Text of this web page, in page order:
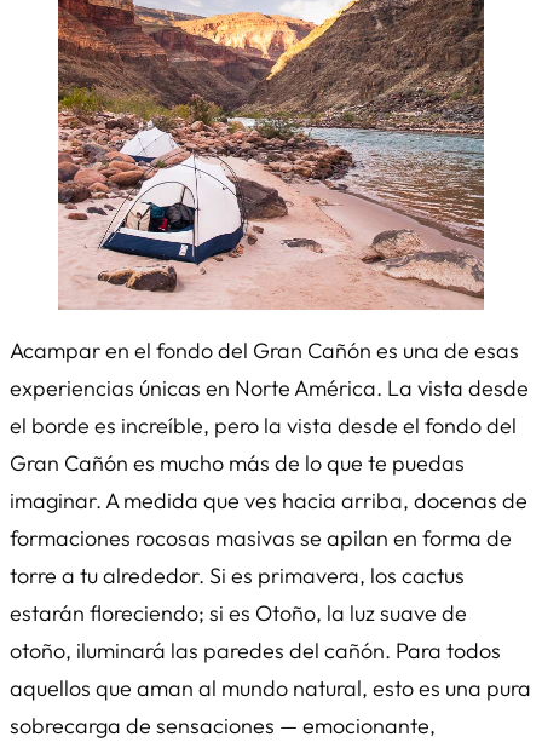
Acampar en el fondo del Gran Cañón es una de esas
experiencias únicas en Norte América. La vista desde
el borde es increíble, pero la vista desde el fondo del
Gran Cañón es mucho más de lo que te puedas
imaginar. A medida que ves hacia arriba, docenas de
formaciones rocosas masivas se apilan en forma de
torre a tu alrededor. Si es primavera, los cactus
estarán floreciendo; si es Otoño, la luz suave de
otoño, iluminará las paredes del cañón. Para todos
aquellos que aman al mundo natural, esto es una pura
sobrecarga de sensaciones — emocionante,